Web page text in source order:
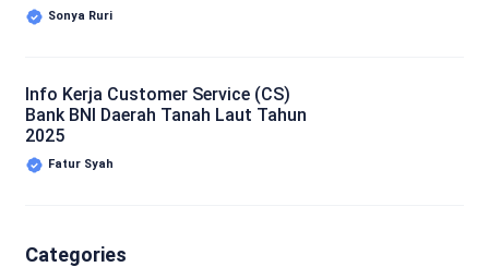
Sonya Ruri
Info Kerja Customer Service (CS)
Bank BNI Daerah Tanah Laut Tahun
2025
Fatur Syah
Categories